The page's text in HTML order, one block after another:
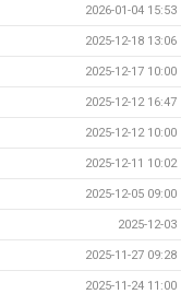
2026-01-04 15:53
2025-12-18 13:06
2025-12-17 10:00
2025-12-12 16:47
2025-12-12 10:00
2025-12-11 10:02
2025-12-05 09:00
2025-12-03
2025-11-27 09:28
2025-11-24 11:00